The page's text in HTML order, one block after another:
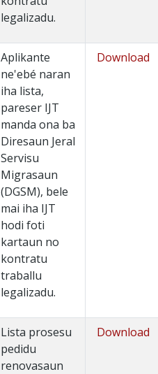
legalizadu.
Aplikante
ne'ebé naran
iha lista,
pareser IJT
manda ona ba
Diresaun Jeral
Servisu
Migrasaun
(DGSM), bele
mai iha IJT
hodi foti
kartaun no
kontratu
traballu
legalizadu.
Download
Lista prosesu
pedidu
renovasaun
Download